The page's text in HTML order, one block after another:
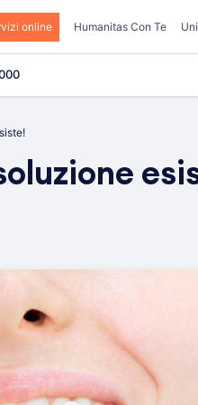
online Humanitas Con Te